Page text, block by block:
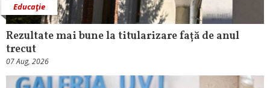
Educaţie
Rezultate mai bune la titularizare față de anul
trecut
07 Aug, 2026